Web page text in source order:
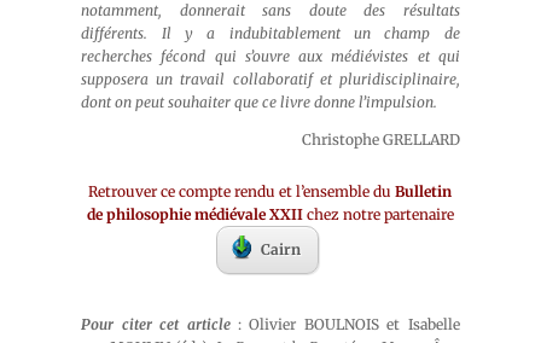
notamment, donnerait sans doute des résultats
différents. Il y a indubitablement un champ de
recherches fécond qui s’ouvre aux médiévistes et qui
supposera un travail collaboratif et pluridisciplinaire,
dont on peut souhaiter que ce livre donne l’impulsion.
Christophe GRELLARD
Retrouver ce compte rendu et l’ensemble duBulletin
de philosophie médiévale XXII chez notre partenaire
Cairn
Pour citer cet article: Olivier BOULNOIS et Isabelle